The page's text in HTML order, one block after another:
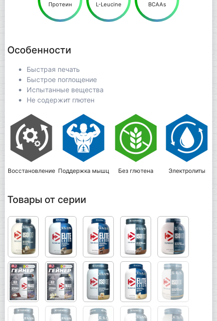
Протеин L-Leucine BCAAs
Особенности
Быстрая печать
Быстрое поглощение
Испытанные вещества
Не содержит глютен
Восстановление Поддержка мышц Без глютена Электролиты
Товары от серии